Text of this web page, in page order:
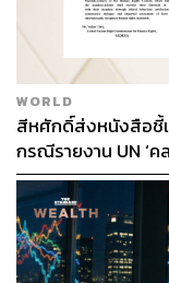
WORLD
สีหศักดิ์ส่งหนังสือชี้
กรณีรายงาน UN ‘ค